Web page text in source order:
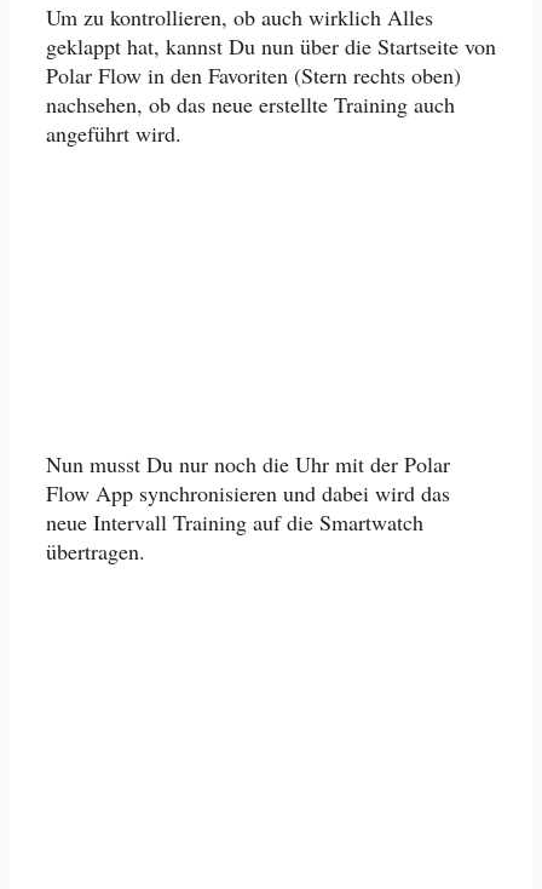
Um zu kontrollieren, ob auch wirklich Alles
geklappt hat, kannst Du nun über die Startseite von
Polar Flow in den Favoriten (Stern rechts oben)
nachsehen, ob das neue erstellte Training auch
angeführt wird.
Nun musst Du nur noch die Uhr mit der Polar
Flow App synchronisieren und dabei wird das
neue Intervall Training auf die Smartwatch
übertragen.